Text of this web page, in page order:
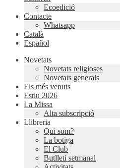
Ecoedició
Contacte
Whatsapp
Català
Español
Novetats
Novetats religioses
Novetats generals
Els més venuts
Estiu 2026
La Missa
Alta subscripció
Llibreria
Qui som?
La botiga
El Club
Butlletí setmanal